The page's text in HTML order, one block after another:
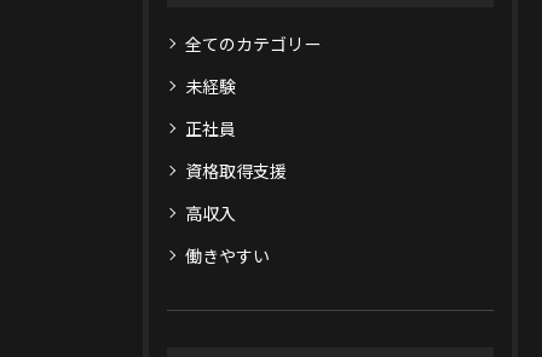
全てのカテゴリー
未経験
正社員
資格取得支援
高収入
働きやすい